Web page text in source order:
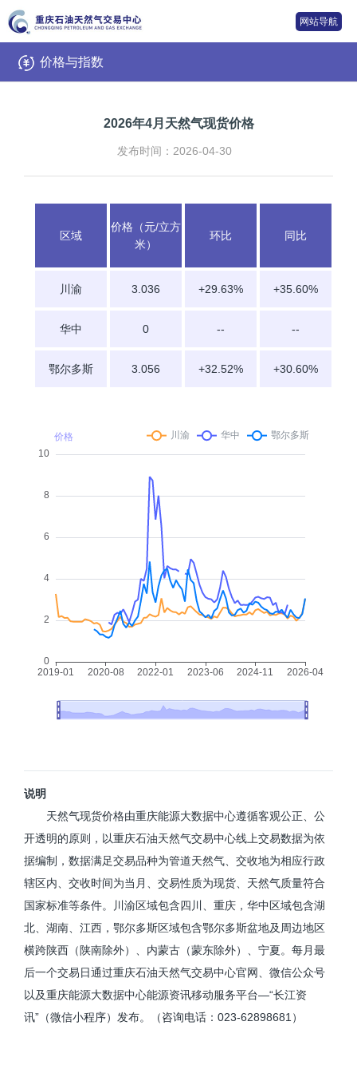
网站导航
价格与指数
2026年4月天然气现货价格
发布时间：2026-04-30
区域
价格（元/立方
米）
环比 同比
川渝 3.036 +29.63% +35.60%
华中 0 -- --
鄂尔多斯 3.056 +32.52% +30.60%
说明
天然气现货价格由重庆能源大数据中心遵循客观公正、公
开透明的原则，以重庆石油天然气交易中心线上交易数据为依
据编制，数据满足交易品种为管道天然气、交收地为相应行政
辖区内、交收时间为当月、交易性质为现货、天然气质量符合
国家标准等条件。川渝区域包含四川、重庆，华中区域包含湖
北、湖南、江西，鄂尔多斯区域包含鄂尔多斯盆地及周边地区
横跨陕西（陕南除外）、内蒙古（蒙东除外）、宁夏。每月最
后一个交易日通过重庆石油天然气交易中心官网、微信公众号
以及重庆能源大数据中心能源资讯移动服务平台—“长江资
讯”（微信小程序）发布。（咨询电话：023-62898681）